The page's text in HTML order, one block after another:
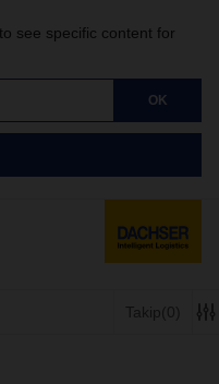
see specific content for
OK
Takip(0)